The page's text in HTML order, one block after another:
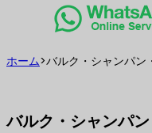
ホーム>バルク・シャンパ
バルク・シャンパ